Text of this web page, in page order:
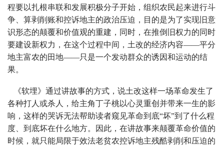
程要以扎根串联和发展积极分子开始，组织农民起来进行斗
争、算剥削账和控诉地主的政治压迫，目的是为了实现旧意
识形态的颠覆和价值观的重建，同时，在推倒旧权力的同时
要建设新权力，在这个过程中间，土改的经济内容——平分
地主富农的田地——只是一个发动群众的诱因和运动的结
果。
《软埋》通过讲故事的方式，说土改这样一场革命发生了
各种打人或杀人，给主角丁子桃以心灵重创并带来一生的影
响，这样的哭诉无法帮助读者窥见革命到底“坏”到了什么程
度、到底坏在什么地方。因此，在讲故事来颠覆革命价值的
时候，就只能局限于效法老贫农控诉地主残酷剥削和压迫的